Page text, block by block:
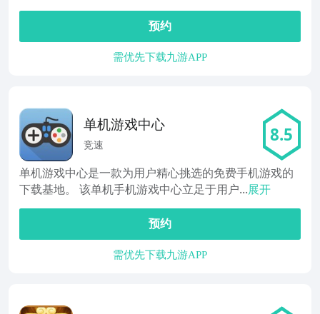
预约
需优先下载九游APP
单机游戏中心
竞速 8.5
单机游戏中心是一款为用户精心挑选的免费手机游戏的
下载基地。 该单机手机游戏中心立足于用户...展开
预约
需优先下载九游APP